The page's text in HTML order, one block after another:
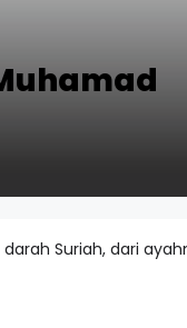
Suriah, dari